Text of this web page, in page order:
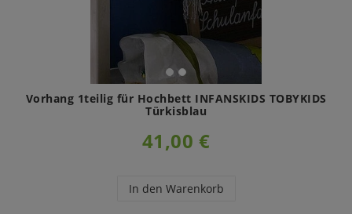
Vorhang 1teilig für Hochbett INFANSKIDS TOBYKIDS
Türkisblau
41,00 €
In den Warenkorb